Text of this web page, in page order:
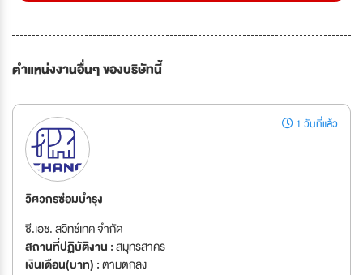
ตำแหน่งงานอื่นๆ ของบริษัทนี้
1 วันที่แล้ว
วิศวกรซ่อมบำรุง
ซี.เอช. สวิทช์เทค จำกัด
สถานที่ปฏิบัติงาน :สมุทรสาคร
เงินเดือน(บาท) :ตามตกลง